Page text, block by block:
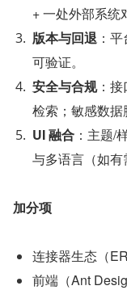
+ 一处外部系统
版本与回退 ：
可验证。
安全与合规：接
检索；敏感数据
UI 融合 ：主题/
与多语言（如有
加分项
连接器生态（
前端（Ant